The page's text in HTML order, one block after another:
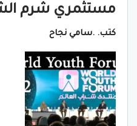
مستثمري شرم
كتب. .سامي نجاح